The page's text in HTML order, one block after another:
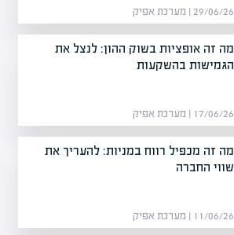
29/06/26 | מערכת אפיק
מה זה אופציות בשוק ההון: לנצל את
הגמישות בהשקעות
17/06/26 | מערכת אפיק
מה זה מכפיל רווח במניות: להעריך את
שווי החברה
11/06/26 | מערכת אפיק